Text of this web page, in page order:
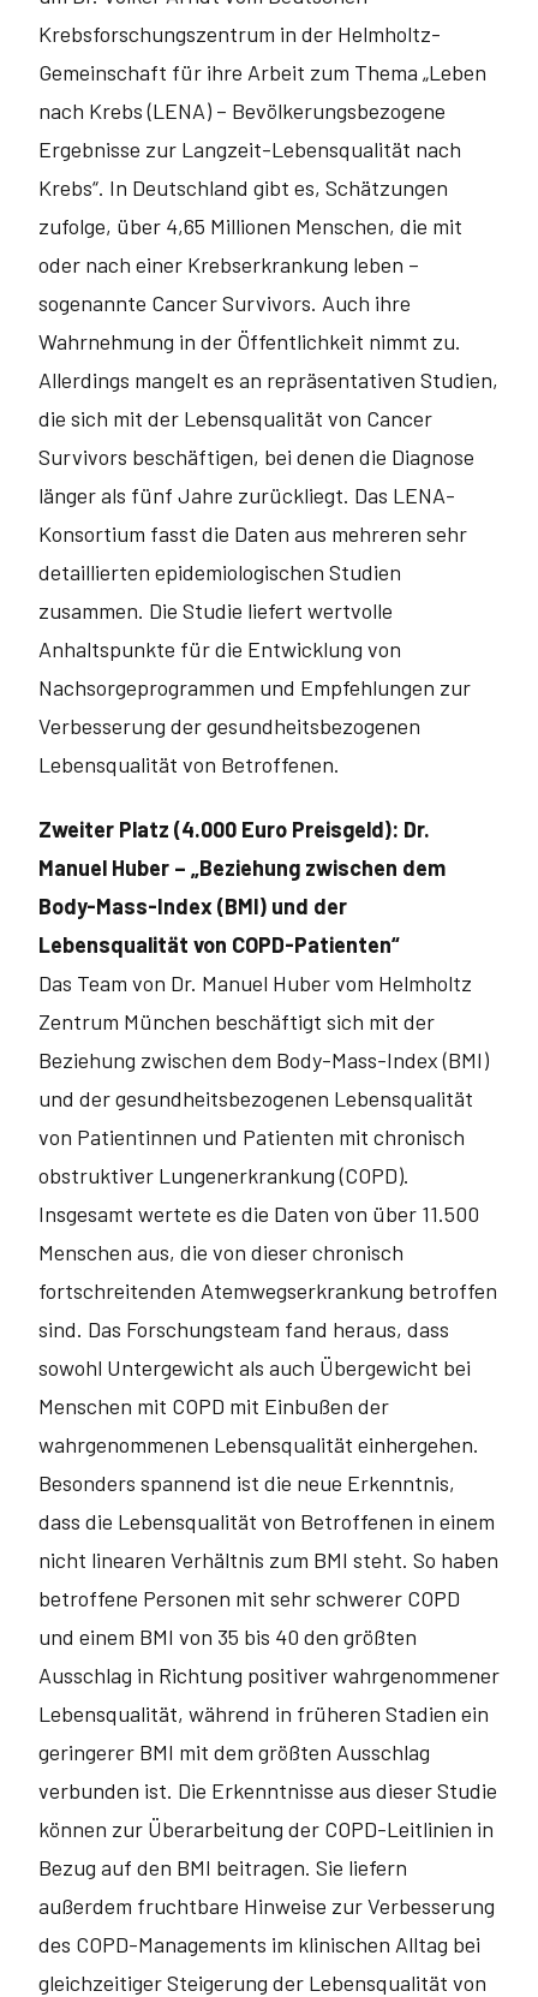
Krebsforschungszentrum in der Helmholtz-
Gemeinschaft für ihre Arbeit zum Thema „Leben
nach Krebs (LENA) – Bevölkerungsbezogene
Ergebnisse zur Langzeit-Lebensqualität nach
Krebs“. In Deutschland gibt es, Schätzungen
zufolge, über 4,65 Millionen Menschen, die mit
oder nach einer Krebserkrankung leben –
sogenannte Cancer Survivors. Auch ihre
Wahrnehmung in der Öffentlichkeit nimmt zu.
Allerdings mangelt es an repräsentativen Studien,
die sich mit der Lebensqualität von Cancer
Survivors beschäftigen, bei denen die Diagnose
länger als fünf Jahre zurückliegt. Das LENA-
Konsortium fasst die Daten aus mehreren sehr
detaillierten epidemiologischen Studien
zusammen. Die Studie liefert wertvolle
Anhaltspunkte für die Entwicklung von
Nachsorgeprogrammen und Empfehlungen zur
Verbesserung der gesundheitsbezogenen
Lebensqualität von Betroffenen.
Zweiter Platz (4.000 Euro Preisgeld): Dr.
Manuel Huber – „Beziehung zwischen dem
Body-Mass-Index (BMI) und der
Lebensqualität von COPD-Patienten“
Das Team von Dr. Manuel Huber vom Helmholtz
Zentrum München beschäftigt sich mit der
Beziehung zwischen dem Body-Mass-Index (BMI)
und der gesundheitsbezogenen Lebensqualität
von Patientinnen und Patienten mit chronisch
obstruktiver Lungenerkrankung (COPD).
Insgesamt wertete es die Daten von über 11.500
Menschen aus, die von dieser chronisch
fortschreitenden Atemwegserkrankung betroffen
sind. Das Forschungsteam fand heraus, dass
sowohl Untergewicht als auch Übergewicht bei
Menschen mit COPD mit Einbußen der
wahrgenommenen Lebensqualität einhergehen.
Besonders spannend ist die neue Erkenntnis,
dass die Lebensqualität von Betroffenen in einem
nicht linearen Verhältnis zum BMI steht. So haben
betroffene Personen mit sehr schwerer COPD
und einem BMI von 35 bis 40 den größten
Ausschlag in Richtung positiver wahrgenommener
Lebensqualität, während in früheren Stadien ein
geringerer BMI mit dem größten Ausschlag
verbunden ist. Die Erkenntnisse aus dieser Studie
können zur Überarbeitung der COPD-Leitlinien in
Bezug auf den BMI beitragen. Sie liefern
außerdem fruchtbare Hinweise zur Verbesserung
des COPD-Managements im klinischen Alltag bei
gleichzeitiger Steigerung der Lebensqualität von